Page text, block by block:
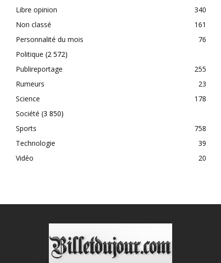
Libre opinion
340
Non classé
161
Personnalité du mois
76
Politique (2 572)
Publireportage
255
Rumeurs
23
Science
178
Société (3 850)
Sports
758
Technologie
39
Vidéo
20